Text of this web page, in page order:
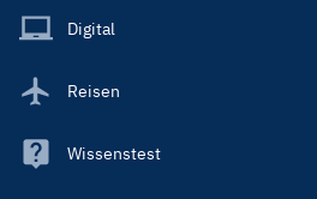
Main
Digital
Reisen
Wissenstest